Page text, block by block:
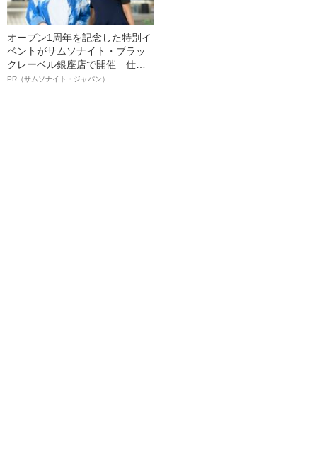
オープン1周年を記念した特別イ
ベントがサムソナイト・ブラッ
クレーベル銀座店で開催 仕事
も人生も自分らしく～笑顔あふ
PR（サムソナイト・ジャパン）